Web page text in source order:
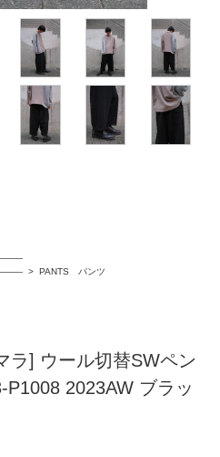
> PANTS パンツ
ラ] ウール切替SWペン
2023AW ブラッ